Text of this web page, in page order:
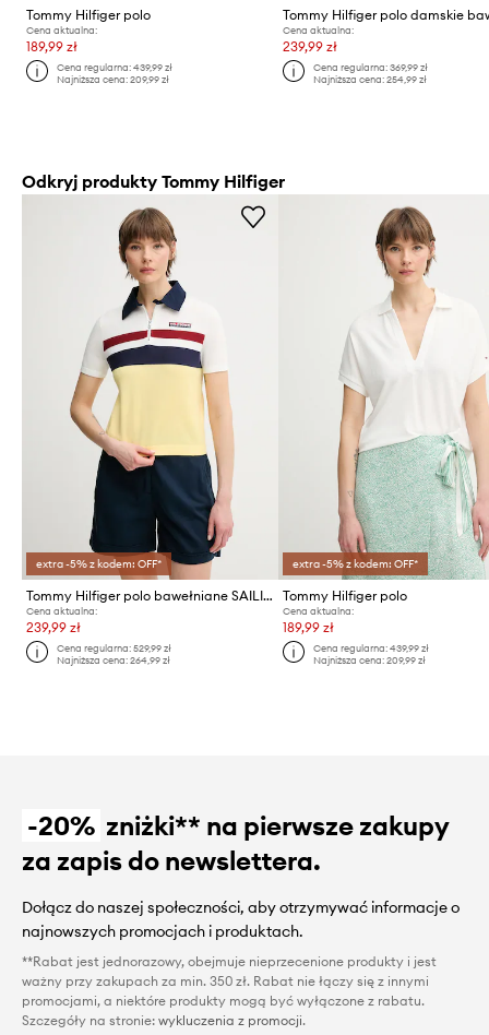
Tommy Hilfiger polo
Cena aktualna:
189,99 zł
Cena regularna:439,99 zł
Najniższa cena:209,99 zł
Cena aktualna:
239,99 zł
Cena regularna: 369,99 zł
Najniższa cena: 254,99 zł
Odkryj produkty Tommy Hilfiger
extra -5% z kodem: OFF*
Tommy Hilfiger polo bawełniane SAILING
Cena aktualna:
239,99 zł
Cena regularna:529,99 zł
Najniższa cena:264,99 zł
extra -5% z kodem: OFF*
Tommy Hilfiger polo
Cena aktualna:
189,99 zł
Cena regularna: 439,99 zł
Najniższa cena: 209,99 zł
-20% zniżki** na pierwsze zakupy
za zapis do newslettera.
Dołącz do naszej społeczności, aby otrzymywać informacje o
najnowszych promocjach i produktach.
**Rabat jest jednorazowy, obejmuje nieprzecenione produkty i jest
ważny przy zakupach za min. 350 zł. Rabat nie łączy się z innymi
promocjami, a niektóre produkty mogą być wyłączone z rabatu.
Szczegóły na stronie: wykluczenia z promocji.